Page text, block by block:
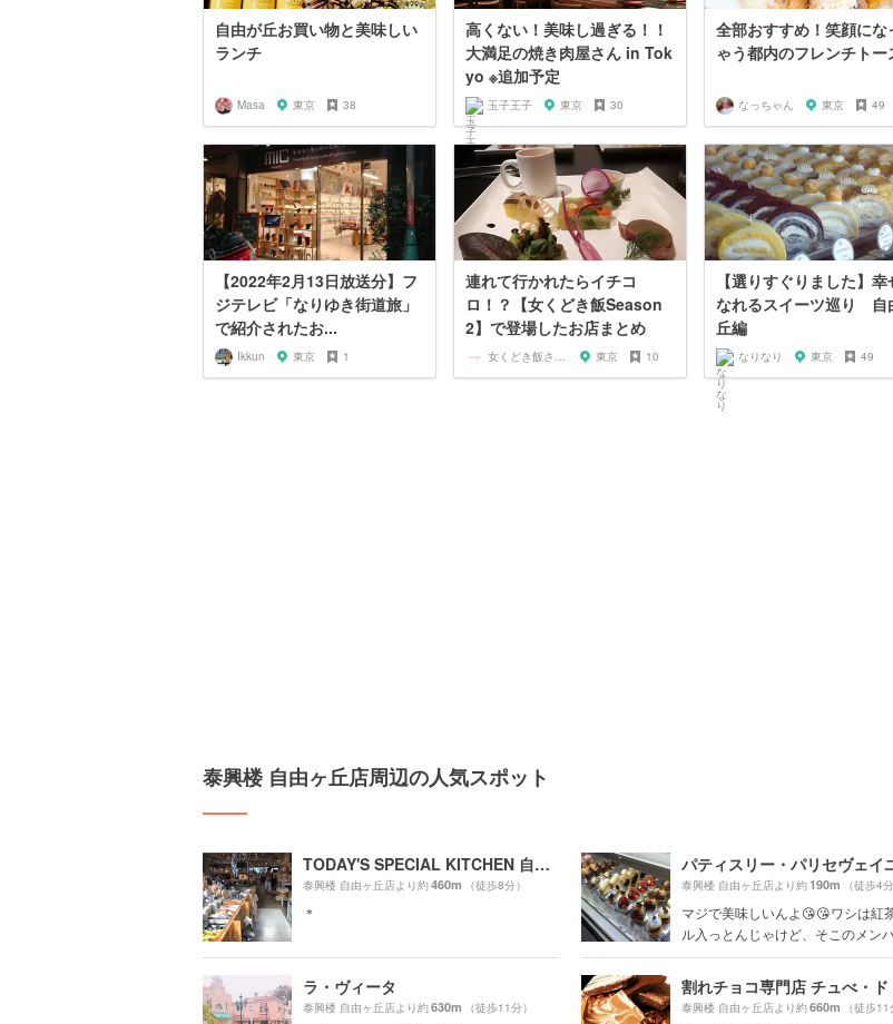
自由が丘お買い物と美味しい
ランチ
Masa 東京 38
高くない！美味し過ぎる！！
大満足の焼き肉屋さん in Tok
yo ※追加予定
玉子王子 東京 30
全部おすすめ！笑顔にな
ゃう都内のフレンチトー
なっちゃん 東京 49
【2022年2月13日放送分】フ
ジテレビ「なりゆき街道旅」
で紹介されたお...
Ikkun 東京 1
連れて行かれたらイチコ
ロ！？【女くどき飯Season
2】で登場したお店まとめ
女くどき飯されたいガール 東京 10
【選りすぐりました】幸
なれるスイーツ巡り 自
丘編
なりなり 東京 49
泰興楼 自由ヶ丘店周辺の人気スポット
TODAY'S SPECIAL KITCHEN 自由が丘 （旧店名：TODAY'S TABLE）
泰興楼 自由ヶ丘店より約460m （徒歩8分）
＊
泰興楼 自由ヶ丘店より約190m （徒歩4分
マジで美味しいんよ😘😘ワシは紅
ル入っとんじゃけど、そこのメン
ラ・ヴィータ
泰興楼 自由ヶ丘店より約630m （徒歩11分） 泰興楼 自由ヶ丘店より約660m （徒歩11